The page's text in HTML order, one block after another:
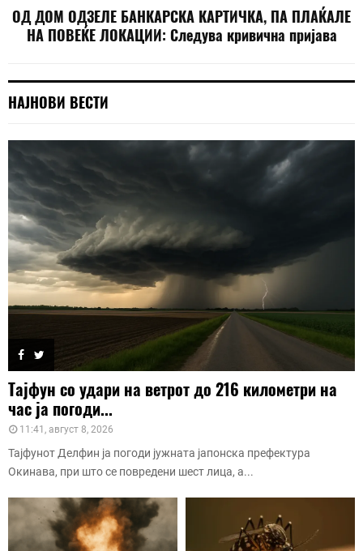
ОД ДОМ ОДЗЕЛЕ БАНКАРСКА КАРТИЧКА, ПА ПЛАЌАЛЕ
НА ПОВЕЌЕ ЛОКАЦИИ: Следува кривична пријава
НАЈНОВИ ВЕСТИ
Тајфун со удари на ветрот до 216 километри на
час ја погоди...
11:41, август 8, 2026
Тајфунот Делфин ја погоди јужната јапонска префектура
Окинава, при што се повредени шест лица, а...